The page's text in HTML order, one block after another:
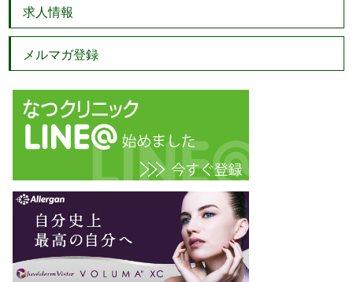
求人情報
メルマガ登録